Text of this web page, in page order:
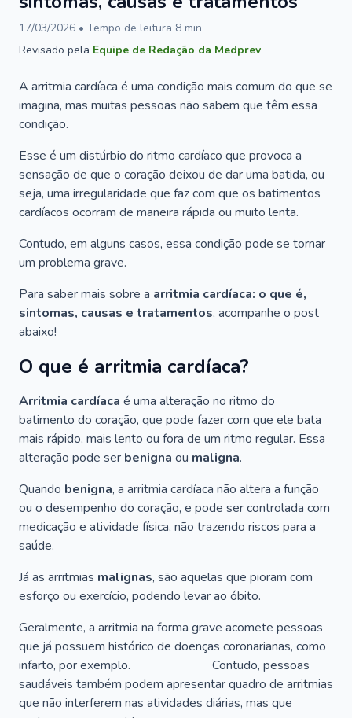
17/03/2026 • Tempo de leitura 8 min
Revisado pela Equipe de Redação da Medprev
A arritmia cardíaca é uma condição mais comum do que se
imagina, mas muitas pessoas não sabem que têm essa
condição.
Esse é um distúrbio do ritmo cardíaco que provoca a
sensação de que o coração deixou de dar uma batida, ou
seja, uma irregularidade que faz com que os batimentos
cardíacos ocorram de maneira rápida ou muito lenta.
Contudo, em alguns casos, essa condição pode se tornar
um problema grave.
Para saber mais sobre a arritmia cardíaca: o que é,
sintomas, causas e tratamentos, acompanhe o post
abaixo!
O que é arritmia cardíaca?
Arritmia cardíaca é uma alteração no ritmo do
batimento do coração, que pode fazer com que ele bata
mais rápido, mais lento ou fora de um ritmo regular. Essa
alteração pode ser benigna ou maligna.
Quando benigna, a arritmia cardíaca não altera a função
ou o desempenho do coração, e pode ser controlada com
medicação e atividade física, não trazendo riscos para a
saúde.
Já as arritmias malignas, são aquelas que pioram com
esforço ou exercício, podendo levar ao óbito.
Geralmente, a arritmia na forma grave acomete pessoas
que já possuem histórico de doenças coronarianas, como
infarto, por exemplo. ⠀⠀⠀⠀⠀⠀⠀⠀ Contudo, pessoas
saudáveis também podem apresentar quadro de arritmias
que não interferem nas atividades diárias, mas que